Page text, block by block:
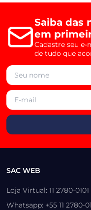
Saiba das
em
Cadastre seu
de tudo que
SAC WEB
Loja Virtual: 11 2780-0101
Whatsapp: +55 11 2780-